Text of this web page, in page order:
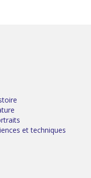
et techniques